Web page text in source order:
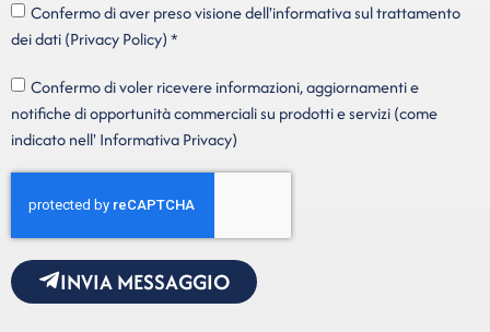
Confermo di aver preso visione dell'informativa sul trattamento
dei dati (Privacy Policy) *
Confermo di voler ricevere informazioni, aggiornamenti e
notifiche di opportunità commerciali su prodotti e servizi (come
indicato nell' Informativa Privacy)
INVIA MESSAGGIO